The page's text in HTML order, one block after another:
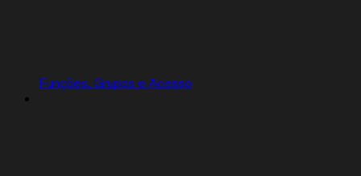
Funções, Grupos e Acesso